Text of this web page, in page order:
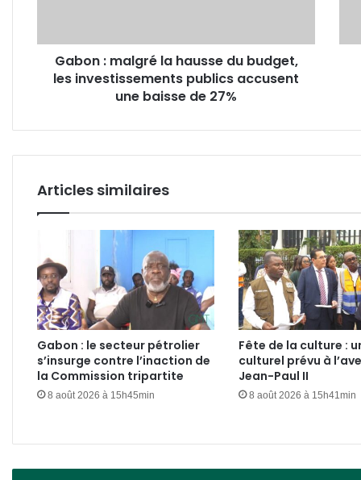
investissements
publics
accusent
Gabon : malgré la hausse du budget,
les investissements publics accusent
une baisse de 27%
en
Articles similaires
Gabon : le secteur pétrolier
s’insurge contre l’inaction de
la Commission tripartite
8 août 2026 à 15h45min
Fête de la culture :
culturel prévu à
Jean-Paul II
8 août 2026 à 15h41min